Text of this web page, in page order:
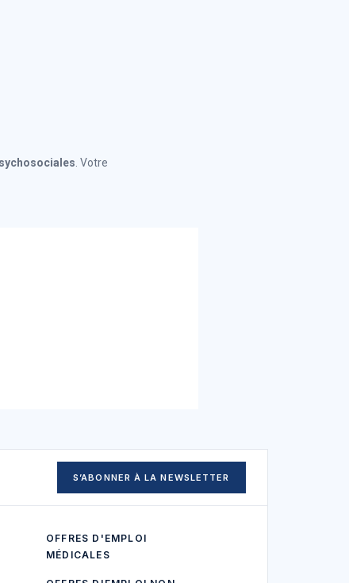
. Votre
S’ABONNER À LA NEWSLETTER
OFFRES D'EMPLOI
MÉDICALES